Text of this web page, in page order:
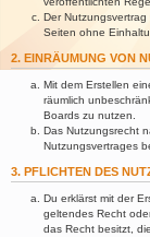
Der
Seiten ohne
2. EINRÄUMUNG VON
Mit dem Erstellen
räumlich
Boards zu nutzen.
Das Nutzungsrecht
Nutzungsvertrages
3. PFLICHTEN DES
Du erklärst mit der
geltendes Recht
das Recht besitzt,